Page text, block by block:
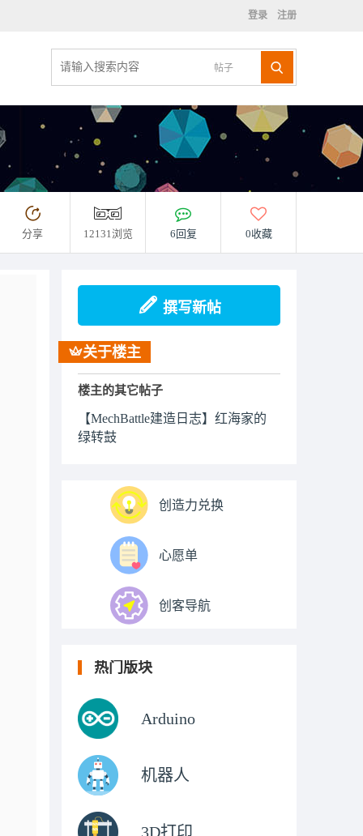
登录 注册
帖子
分享 12131浏览 6回复 0收藏
撰写新帖
关于楼主
楼主的其它帖子
【MechBattle建造日志】红海家的
绿转鼓
创造力兑换
心愿单
创客导航
热门版块
Arduino
机器人
3D打印